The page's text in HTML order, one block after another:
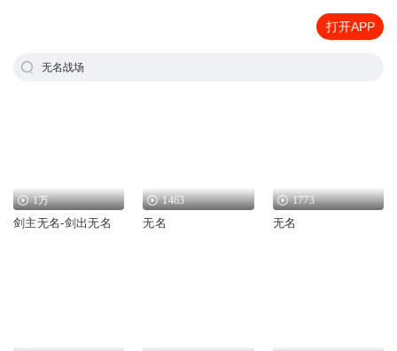
打开APP
无名战场
1万
剑主无名-剑出无名
1463
无名
1773
无名